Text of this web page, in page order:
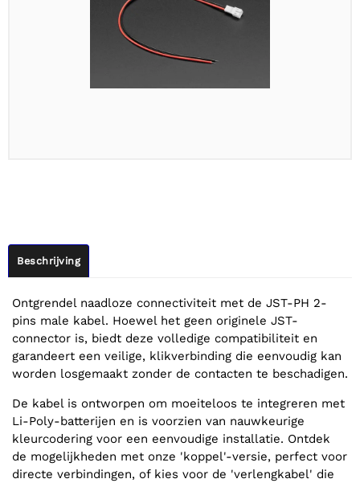
Beschrijving
Ontgrendel naadloze connectiviteit met de JST-PH 2-
pins male kabel. Hoewel het geen originele JST-
connector is, biedt deze volledige compatibiliteit en
garandeert een veilige, klikverbinding die eenvoudig kan
worden losgemaakt zonder de contacten te beschadigen.
De kabel is ontworpen om moeiteloos te integreren met
Li-Poly-batterijen en is voorzien van nauwkeurige
kleurcodering voor een eenvoudige installatie. Ontdek
de mogelijkheden met onze 'koppel'-versie, perfect voor
directe verbindingen, of kies voor de 'verlengkabel' die